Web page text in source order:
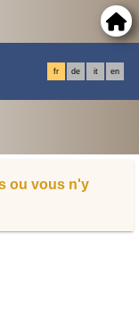
fr de it en
ou vous n'y